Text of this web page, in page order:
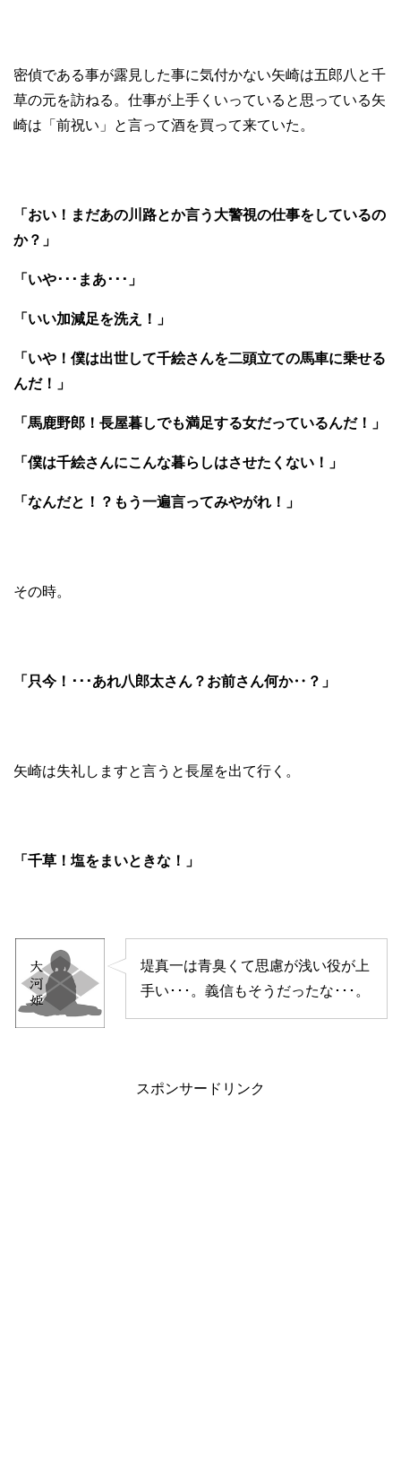
密偵である事が露見した事に気付かない矢崎は五郎八と千
草の元を訪ねる。仕事が上手くいっていると思っている矢
崎は「前祝い」と言って酒を買って来ていた。
「おい！まだあの川路とか言う大警視の仕事をしているの
か？」
「いや･･･まあ･･･」
「いい加減足を洗え！」
「いや！僕は出世して千絵さんを二頭立ての馬車に乗せる
んだ！」
「馬鹿野郎！長屋暮しでも満足する女だっているんだ！」
「僕は千絵さんにこんな暮らしはさせたくない！」
「なんだと！？もう一遍言ってみやがれ！」
その時。
「只今！･･･あれ八郎太さん？お前さん何か‥？」
矢崎は失礼しますと言うと長屋を出て行く。
「千草！塩をまいときな！」
堤真一は青臭くて思慮が浅い役が上
手い･･･。義信もそうだったな･･･。
スポンサードリンク